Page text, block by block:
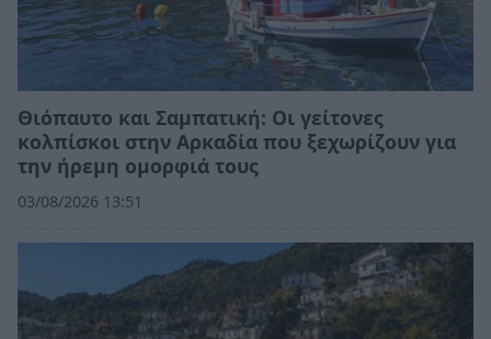
Θιόπαυτο και Σαμπατική: Οι γείτονες
κολπίσκοι στην Αρκαδία που ξεχωρίζουν για
την ήρεμη ομορφιά τους
03/08/2026 13:51